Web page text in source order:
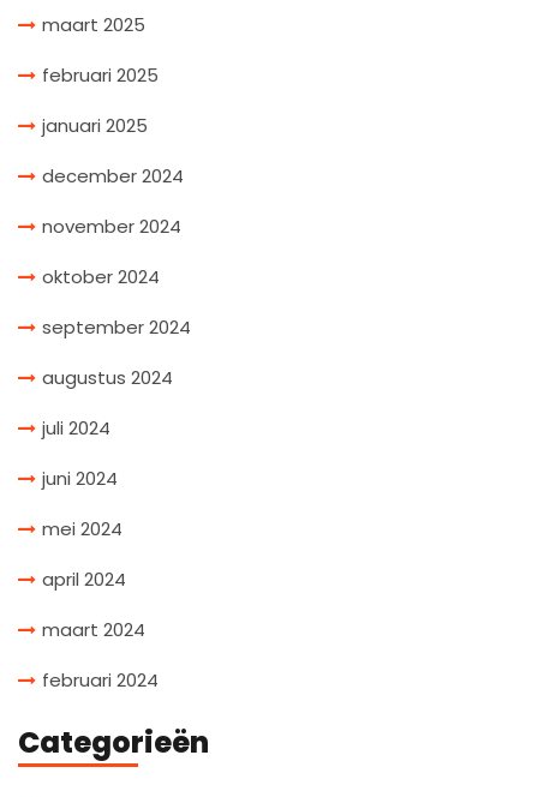
maart 2025
februari 2025
januari 2025
december 2024
november 2024
oktober 2024
september 2024
augustus 2024
juli 2024
juni 2024
mei 2024
april 2024
maart 2024
februari 2024
Categorieën